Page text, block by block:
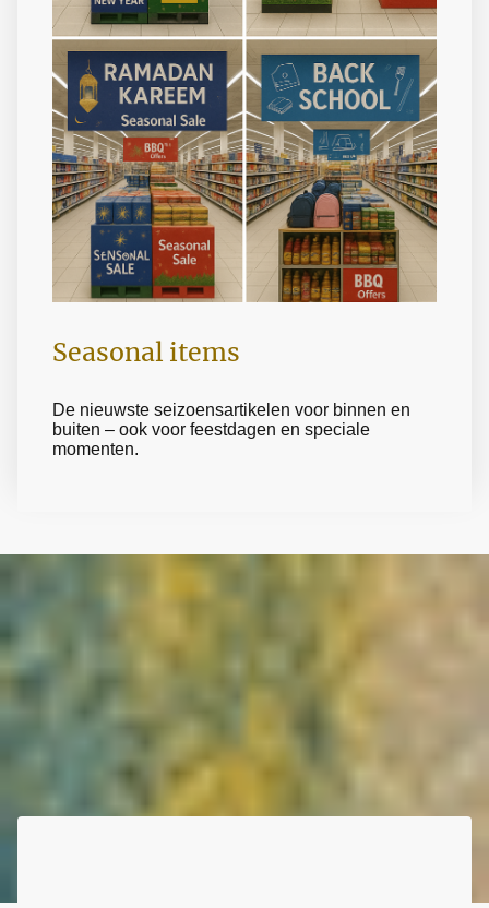
Seasonal items
De nieuwste seizoensartikelen voor binnen en
buiten – ook voor feestdagen en speciale
momenten.